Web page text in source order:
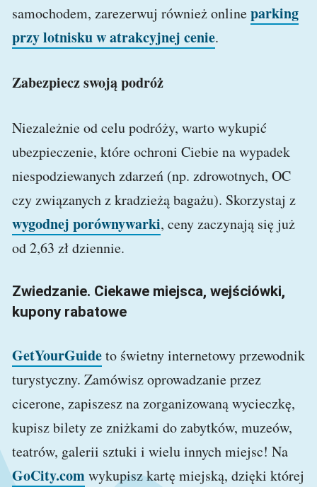
samochodem, zarezerwuj również onlineparking
przy lotnisku w atrakcyjnej cenie.
Zabezpiecz swoją podróż
Niezależnie od celu podróży, warto wykupić
ubezpieczenie, które ochroni Ciebie na wypadek
niespodziewanych zdarzeń (np. zdrowotnych, OC
czy związanych z kradzieżą bagażu). Skorzystaj z
wygodnej porównywarki, ceny zaczynają się już
od 2,63 zł dziennie.
Zwiedzanie. Ciekawe miejsca, wejściówki,
kupony rabatowe
GetYourGuideto świetny internetowy przewodnik
turystyczny. Zamówisz oprowadzanie przez
cicerone, zapiszesz na zorganizowaną wycieczkę,
kupisz bilety ze zniżkami do zabytków, muzeów,
teatrów, galerii sztuki i wielu innych miejsc! Na
GoCity.comwykupisz kartę miejską, dzięki której